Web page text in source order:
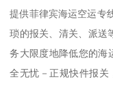
提供菲律宾海运空运专
琐的报关、清关、派送
务大限度地降低您的海
全无忧－正规快件报关